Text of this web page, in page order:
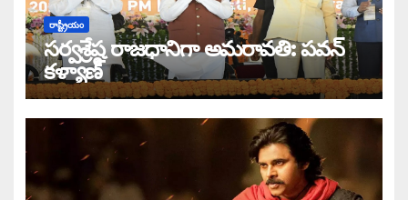
రాష్ట్రీయం
సర్వశ్రేష్ఠ రాజధానిగా అమరావతి: పవన్
కళ్యాణ్